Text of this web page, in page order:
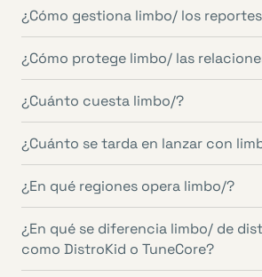
¿Cómo gestiona limbo/ los
¿Cómo protege limbo/ las
¿Cuánto cuesta limbo/?
¿Cuánto se tarda en lanzar con
¿En qué regiones opera limbo/?
¿En qué se diferencia limbo/ de
como DistroKid o TuneCore?